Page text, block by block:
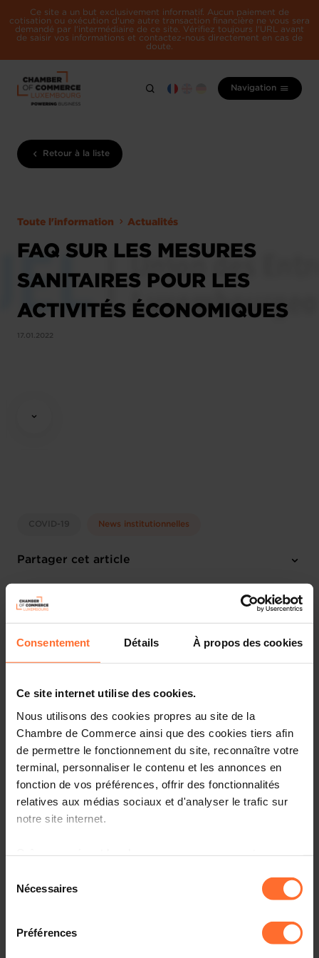
Consentement Détails À propos des cookies
Ce site internet utilise des cookies.
Nous utilisons des cookies propres au site de la
Chambre de Commerce ainsi que des cookies tiers afin
de permettre le fonctionnement du site, reconnaître votre
terminal, personnaliser le contenu et les annonces en
fonction de vos préférences, offrir des fonctionnalités
relatives aux médias sociaux et d'analyser le trafic sur
notre site internet.
à l’exception des cookies strictement nécessaires au
fonctionnement du site. Une description des différents
cookies est accessible sous l’onglet « Détails » ci-
dessus.
Nécessaires
Préférences
Ce site a un but exclusivement informatif. Aucun paiement de
cotisation ou exécution d'une autre transaction financière ne vous sera
demandé par l'intermédiaire de ce site. Vérifiez toujours l'URL avant
de saisir vos informations et contactez-nous directement en cas de
doute.
Navigation
Retour à la liste
Toute l'information Actualités
FAQ SUR LES MESURES
SANITAIRES POUR LES
ACTIVITÉS ÉCONOMIQUES
17.01.2022
COVID-19 News institutionnelles
Partager cet article
La présente foire aux questions (« FAQ » ) a pour objectif
être exhaustif. Les informations contenues dans le
présent document sont d’ordre général et ne sont pas